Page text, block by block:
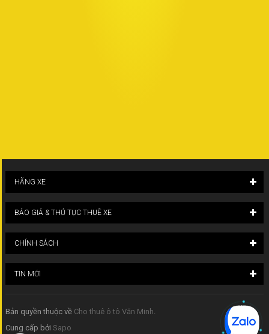
HÃNG XE
BÁO GIÁ & THỦ TỤC THUÊ XE
CHÍNH SÁCH
TIN MỚI
Bản quyền thuộc về Cho thuê ô tô Văn Minh
Cung cấp bởi Sapo